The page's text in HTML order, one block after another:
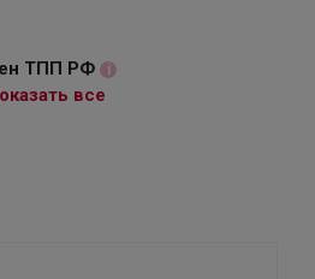
ТПП РФ i
все